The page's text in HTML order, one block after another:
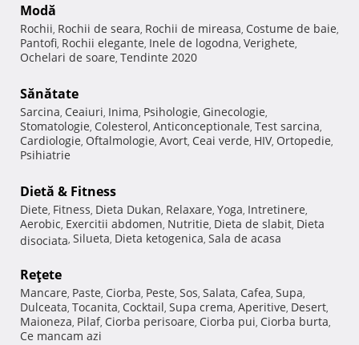
Modă
Rochii, Rochii de seara, Rochii de mireasa, Costume de baie,
Pantofi, Rochii elegante, Inele de logodna, Verighete,
Ochelari de soare, Tendinte 2020
Sănătate
Sarcina, Ceaiuri, Inima, Psihologie, Ginecologie,
Stomatologie, Colesterol, Anticonceptionale, Test sarcina,
Cardiologie, Oftalmologie, Avort, Ceai verde, HIV, Ortopedie,
Psihiatrie
Dietă & Fitness
Diete, Fitness, Dieta Dukan, Relaxare, Yoga, Intretinere,
Aerobic, Exercitii abdomen, Nutritie, Dieta de slabit, Dieta
disociata, Silueta, Dieta ketogenica, Sala de acasa
Reţete
Mancare, Paste, Ciorba, Peste, Sos, Salata, Cafea, Supa,
Dulceata, Tocanita, Cocktail, Supa crema, Aperitive, Desert,
Maioneza, Pilaf, Ciorba perisoare, Ciorba pui, Ciorba burta,
Ce mancam azi